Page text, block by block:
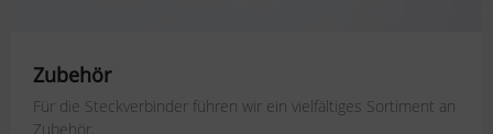
Zubehör
Für die Steckverbinder führen wir ein vielfältiges Sortiment an
Zubehör.